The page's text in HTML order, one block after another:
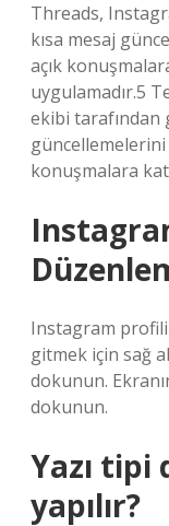
Threads,
kısa mesaj
açık
uygulamadır.5
ekibi tarafından
güncellemelerini
konuşmalara
Instagram
gitmek için sağ
dokunun.
dokunun.
Yazı tipi
yapılır?